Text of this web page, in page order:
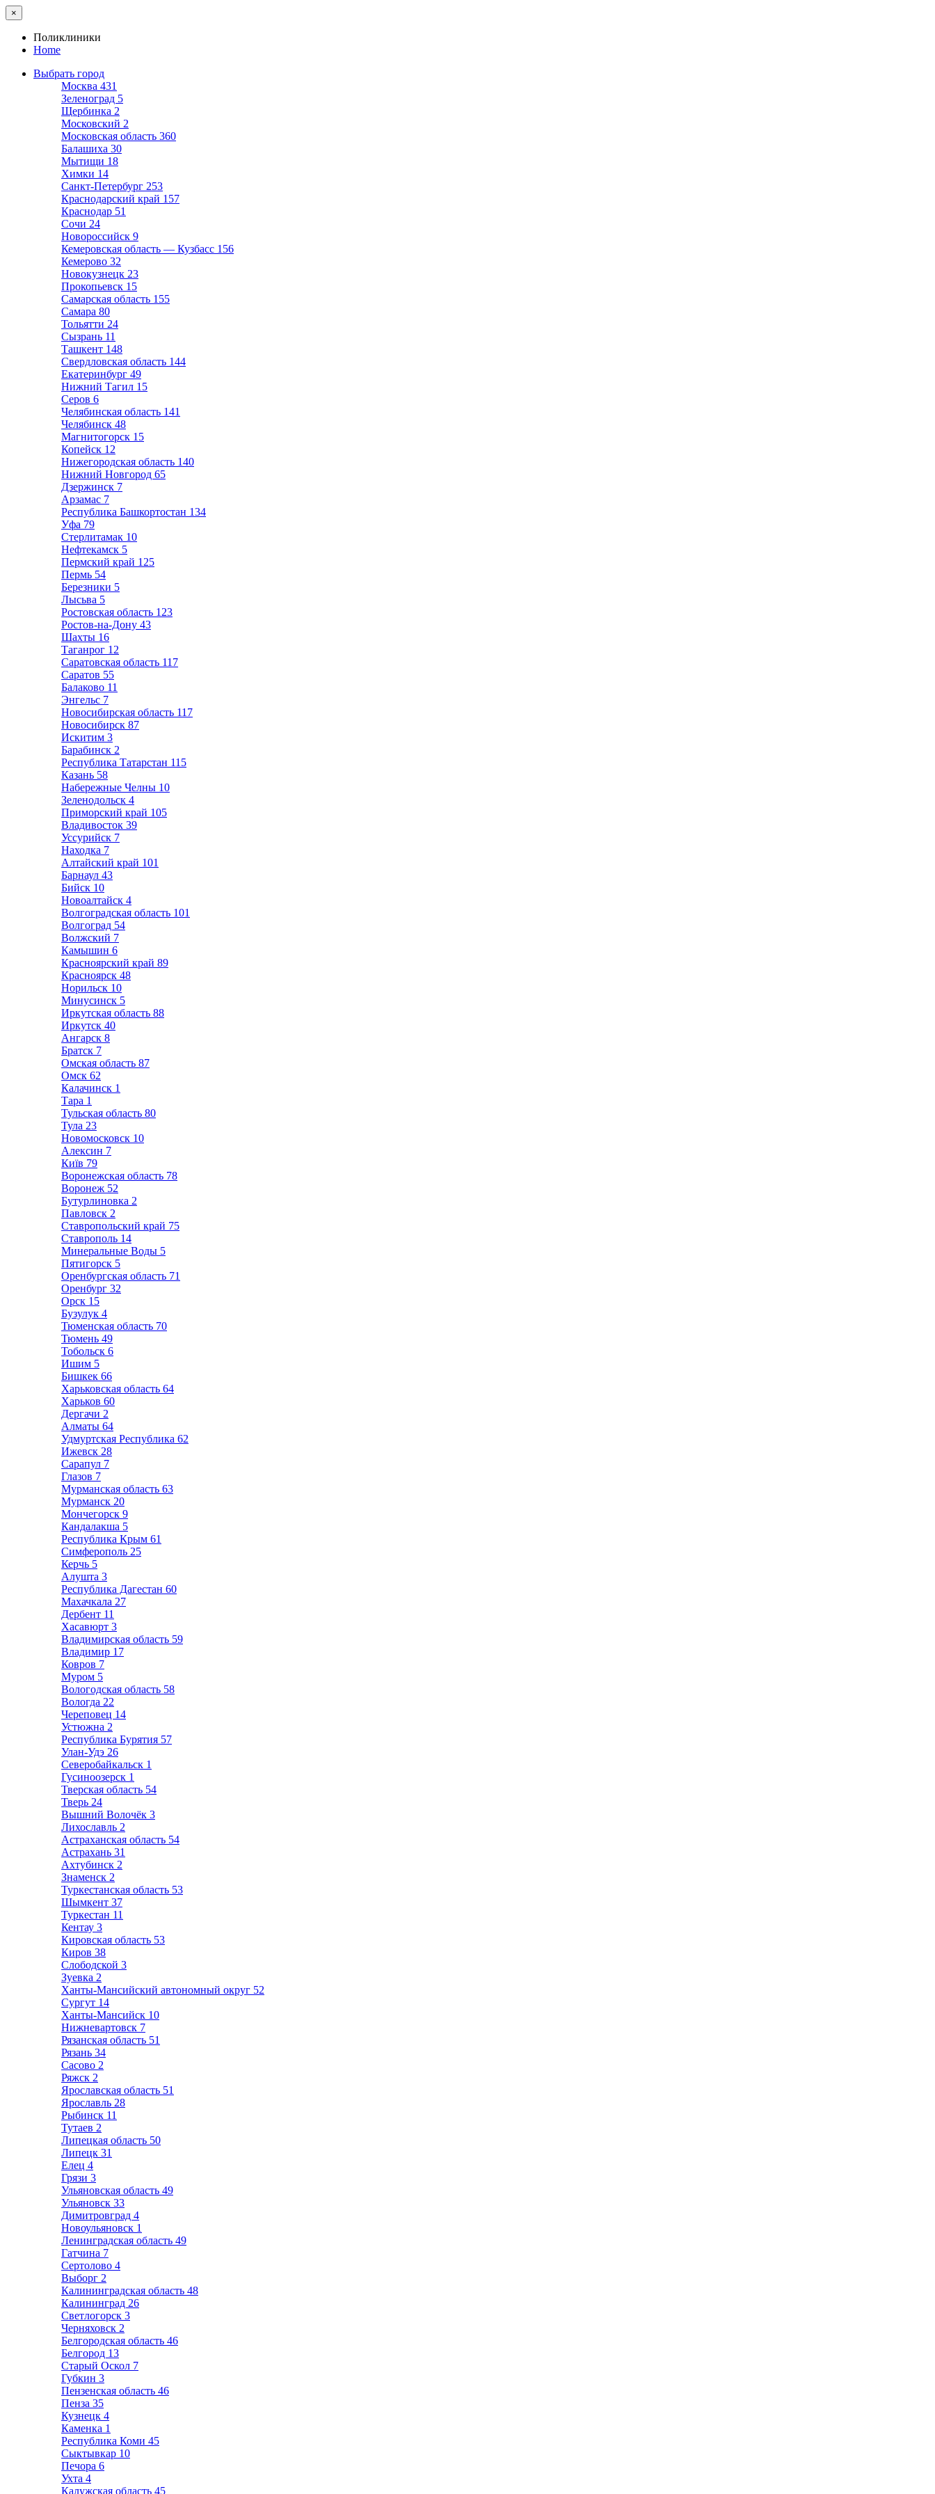
×
Поликлиники
Home
Выбрать город
Москва 431
Зеленоград 5
Щербинка 2
Московский 2
Московская область 360
Балашиха 30
Мытищи 18
Химки 14
Санкт-Петербург 253
Краснодарский край 157
Краснодар 51
Сочи 24
Новороссийск 9
Кемеровская область — Кузбасс 156
Кемерово 32
Новокузнецк 23
Прокопьевск 15
Самарская область 155
Самара 80
Тольятти 24
Сызрань 11
Ташкент 148
Свердловская область 144
Екатеринбург 49
Нижний Тагил 15
Серов 6
Челябинская область 141
Челябинск 48
Магнитогорск 15
Копейск 12
Нижегородская область 140
Нижний Новгород 65
Дзержинск 7
Арзамас 7
Республика Башкортостан 134
Уфа 79
Стерлитамак 10
Нефтекамск 5
Пермский край 125
Пермь 54
Березники 5
Лысьва 5
Ростовская область 123
Ростов-на-Дону 43
Шахты 16
Таганрог 12
Саратовская область 117
Саратов 55
Балаково 11
Энгельс 7
Новосибирская область 117
Новосибирск 87
Искитим 3
Барабинск 2
Республика Татарстан 115
Казань 58
Набережные Челны 10
Зеленодольск 4
Приморский край 105
Владивосток 39
Уссурийск 7
Находка 7
Алтайский край 101
Барнаул 43
Бийск 10
Новоалтайск 4
Волгоградская область 101
Волгоград 54
Волжский 7
Камышин 6
Красноярский край 89
Красноярск 48
Норильск 10
Минусинск 5
Иркутская область 88
Иркутск 40
Ангарск 8
Братск 7
Омская область 87
Омск 62
Калачинск 1
Тара 1
Тульская область 80
Тула 23
Новомосковск 10
Алексин 7
Київ 79
Воронежская область 78
Воронеж 52
Бутурлиновка 2
Павловск 2
Ставропольский край 75
Ставрополь 14
Минеральные Воды 5
Пятигорск 5
Оренбургская область 71
Оренбург 32
Орск 15
Бузулук 4
Тюменская область 70
Тюмень 49
Тобольск 6
Ишим 5
Бишкек 66
Харьковская область 64
Харьков 60
Дергачи 2
Алматы 64
Удмуртская Республика 62
Ижевск 28
Сарапул 7
Глазов 7
Мурманская область 63
Мурманск 20
Мончегорск 9
Кандалакша 5
Республика Крым 61
Симферополь 25
Керчь 5
Алушта 3
Республика Дагестан 60
Махачкала 27
Дербент 11
Хасавюрт 3
Владимирская область 59
Владимир 17
Ковров 7
Муром 5
Вологодская область 58
Вологда 22
Череповец 14
Устюжна 2
Республика Бурятия 57
Улан-Удэ 26
Северобайкальск 1
Гусиноозерск 1
Тверская область 54
Тверь 24
Вышний Волочёк 3
Лихославль 2
Астраханская область 54
Астрахань 31
Ахтубинск 2
Знаменск 2
Туркестанская область 53
Шымкент 37
Туркестан 11
Кентау 3
Кировская область 53
Киров 38
Слободской 3
Зуевка 2
Ханты-Мансийский автономный округ 52
Сургут 14
Ханты-Мансийск 10
Нижневартовск 7
Рязанская область 51
Рязань 34
Сасово 2
Ряжск 2
Ярославская область 51
Ярославль 28
Рыбинск 11
Тутаев 2
Липецкая область 50
Липецк 31
Елец 4
Грязи 3
Ульяновская область 49
Ульяновск 33
Димитровград 4
Новоульяновск 1
Ленинградская область 49
Гатчина 7
Сертолово 4
Выборг 2
Калининградская область 48
Калининград 26
Светлогорск 3
Черняховск 2
Белгородская область 46
Белгород 13
Старый Оскол 7
Губкин 3
Пензенская область 46
Пенза 35
Кузнецк 4
Каменка 1
Республика Коми 45
Сыктывкар 10
Печора 6
Ухта 4
Калужская область 45